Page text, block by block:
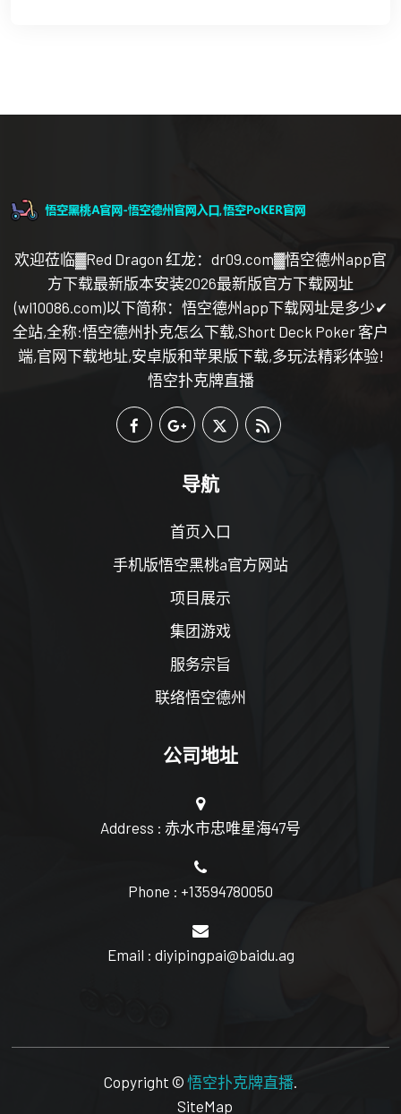
欢迎莅临▓Red Dragon 红龙：dr09.com▓悟空德州app官
方下载最新版本安装2026最新版官方下载网址
(wl10086.com)以下简称：悟空德州app下载网址是多少✔
全站,全称:悟空德州扑克怎么下载,Short Deck Poker 客户
端,官网下载地址,安卓版和苹果版下载,多玩法精彩体验!
悟空扑克牌直播
导航
首页入口
手机版悟空黑桃a官方网站
项目展示
集团游戏
服务宗旨
联络悟空德州
公司地址
Address : 赤水市忠唯星海47号
Phone : +13594780050
Email : diyipingpai@baidu.ag
Copyright © 悟空扑克牌直播
SiteMap